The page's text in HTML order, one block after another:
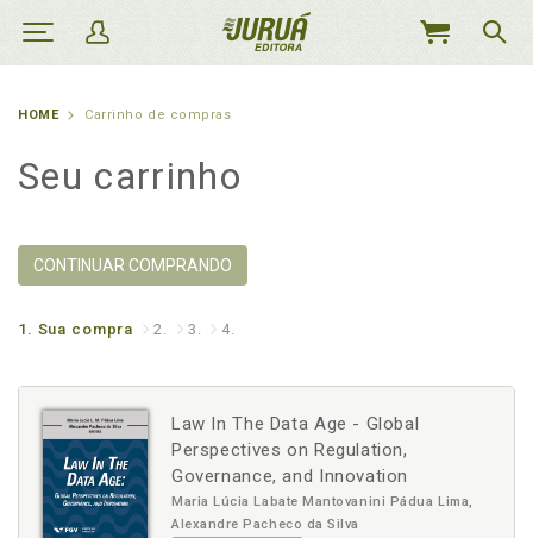
MEU
HOME Carrinho de compras
Seu carrinho
CONTINUAR COMPRANDO
1. Sua compra 2. 3. 4.
Law In The Data Age - Global
Perspectives on Regulation,
Governance, and Innovation
Maria Lúcia Labate Mantovanini Pádua Lima,
Alexandre Pacheco da Silva